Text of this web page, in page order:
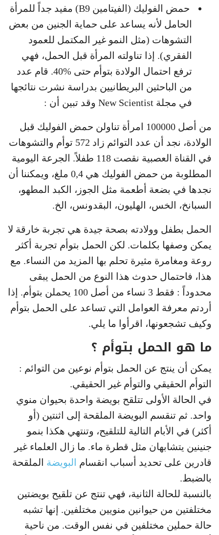
حمض الفوليك (الفيتامين B9) مفيد جداً للمرأة
الحامل لأنه يساعد على حماية الجنين من بعض
التشوهات (مثل النمو غير المكتمل للعمود
الفقري). إذا تناولته المرأة قبل الحمل، فهي
ترفع احتمال الولادة بتوأم حتى %40. قام عدد
من الباحثين البريطانيين بدراسة نشرت نتائجها
في مجلة New Scientist وقد تبين أن :
من أصل 100000 امرأة تناولن حمض الفوليك قبل
الولادة، نجد أن عدد التوائم زاد 572 توأم والتشوهات
في القناة العصبية نقصت 118 طفلاً. الجرعة اليومية
المطلوبة من حمض الفوليك هي 0,4 ملغ، ويمكننا أن
نجدها في بضعة أطعمة مثل الجوز، الكبد المطهو،
السبانخ، الخس، الهليون، البقدونس، الخ.
الحمل بطفل وولادته بصحة جيدة هي تجربة خارقة لا
يمكن وصفها بكلمات. لكن الحمل بتوأم تجربة أكثر
روعة ومغامرة مثيرة تحلم بها المزيد من النساء. مع
هذا، فاحتمال حدوث هذا النوع من الحمل يبقى
محدوداً : فقط 3 نساء من أصل 100 يحملن بتوأم. إذا
أردتم معرفة العوامل التي تساعد على الحمل بتوأم
وكيف تشجعونها، اقرأوا ما يلي.
ما هو الحمل بتوأم ؟
يمكن أن ينتج عن الحمل بتوأم نوعين من التوائم :
التوأم الحقيقي والتوأم غير الحقيقي.
في الحالة الأولى تتلقح بويضة واحدة بحيوان منوي
واحد. ثم تنقسم البويضة الملقحة إلى اثنتين (أو
أكثر) في الأبام التالية للتلقيح، وتنتهي هكذا بنمو
جنينين يتشابهان مثل قطرة ماء. ما زال العلماء غير
قادرين على تحديد أسباب انقسام البويضة الملقحة
بالضبط.
بالنسبة للحالة الثانية، فهي تنتج عن تلقيح بويضتين
مختلفتين من حيوانين منويين مختلفين. إنها تشبه
حالة حملين مختلفين في نفس الوقت. من ناحية